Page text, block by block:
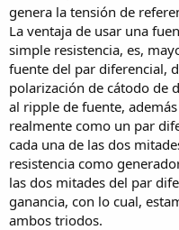
genera la tensión de
La ventaja de usar una
simple resistencia, es,
fuente del par diferencial,
polarización de cátodo de
al ripple de fuente,
realmente como un par
cada una de las dos
resistencia como
las dos mitades del par
ganancia, con lo cual,
ambos triodos.